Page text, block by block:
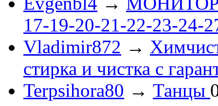
17-19-20-21-22-23-24-
Vladimir872 →
стирка и чистка с
Terpsihora80 → Танцы